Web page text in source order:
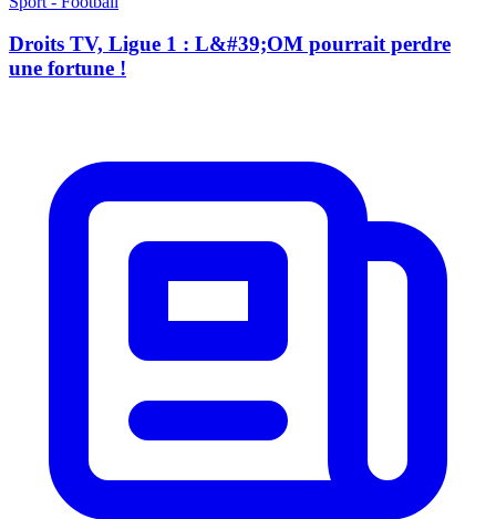
Droits TV, Ligue 1 : L&#39;OM pourrait perdre
une fortune !